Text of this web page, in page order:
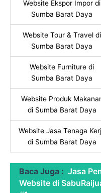
Website Ekspor Impor di
Sumba Barat Daya
Website Tour & Travel di
Sumba Barat Daya
Website Furniture di
Sumba Barat Daya
Website Produk
di Sumba Barat Daya
Website Jasa Tenaga
di Sumba Barat Daya
Baca Juga : Jasa
Website di